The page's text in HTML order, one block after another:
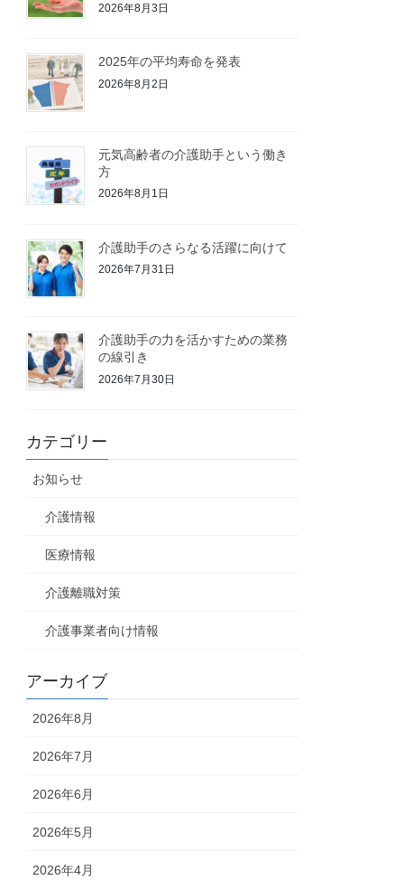
2026年8月3日
2025年の平均寿命を発表
2026年8月2日
元気高齢者の介護助手という働き
方
2026年8月1日
介護助手のさらなる活躍に向けて
2026年7月31日
介護助手の力を活かすための業務
の線引き
2026年7月30日
カテゴリー
お知らせ
介護情報
医療情報
介護離職対策
介護事業者向け情報
アーカイブ
2026年8月
2026年7月
2026年6月
2026年5月
2026年4月